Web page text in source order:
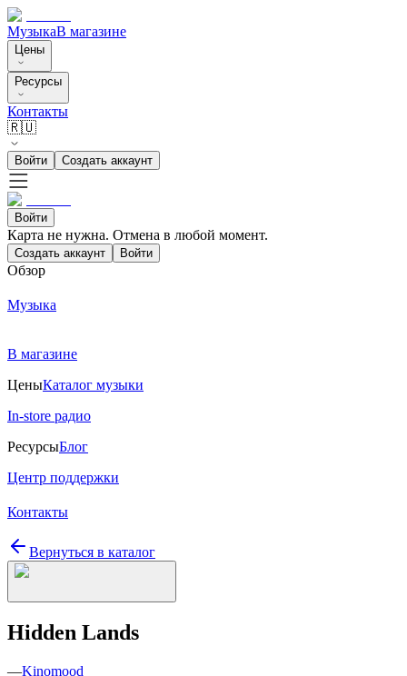
МузыкаВ магазине
Цены
Ресурсы
Контакты
🇷🇺
Войти Создать аккаунт
Войти
Карта не нужна. Отмена в любой момент.
Создать аккаунт Войти
Обзор
Музыка
В магазине
ЦеныКаталог музыки
In-store радио
РесурсыБлог
Центр поддержки
Контакты
Вернуться в каталог
Hidden Lands
—Kinomood